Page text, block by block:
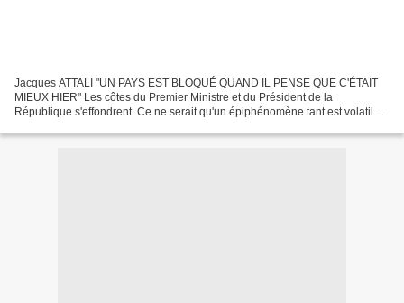
Jacques ATTALI "UN PAYS EST BLOQUÉ QUAND IL PENSE QUE C'ÉTAIT
MIEUX HIER" Les côtes du Premier Ministre et du Président de la
République s'effondrent. Ce ne serait qu'un épiphénomène tant est volatile